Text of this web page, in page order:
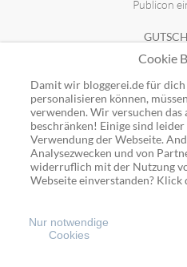
Publicon
Top-
Alle
Ping: http://rpc.bloggerei.de/ping/
Blogverzeichnis
Cookie
Damit wir bloggerei.de für
personalisieren können,
verwenden. Wir versuchen
beschränken! Einige sind
Verwendung der Webseite.
Analysezwecken und von
widerruflich mit der Nutzung
Webseite einverstanden? Klick
Nur notwendige
Cookies